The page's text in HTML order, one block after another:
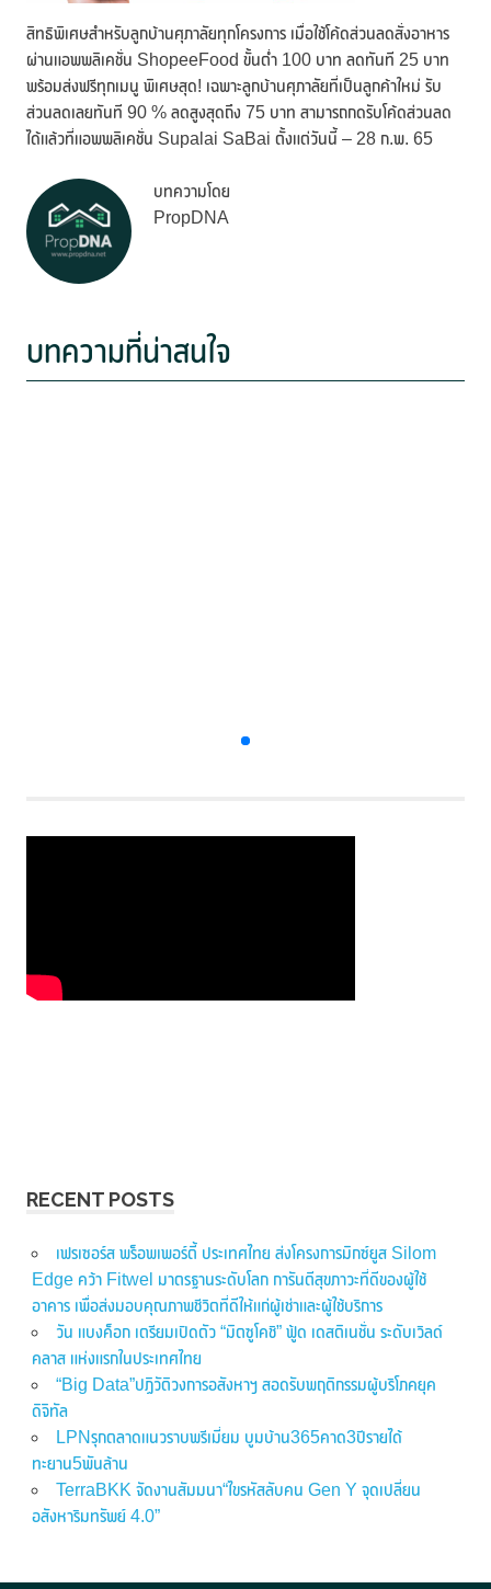
สิทธิพิเศษสำหรับลูกบ้านศุภาลัยทุกโครงการ เมื่อใช้โค้ดส่วนลดสั่งอาหาร
ผ่านแอพพลิเคชั่น ShopeeFood ขั้นต่ำ 100 บาท ลดทันที 25 บาท
พร้อมส่งฟรีทุกเมนู พิเศษสุด! เฉพาะลูกบ้านศุภาลัยที่เป็นลูกค้าใหม่ รับ
ส่วนลดเลยทันที 90 % ลดสูงสุดถึง 75 บาท สามารถกดรับโค้ดส่วนลด
ได้แล้วที่แอพพลิเคชั่น Supalai SaBai ตั้งแต่วันนี้ – 28 ก.พ. 65
บทความโดย
PropDNA
บทความที่น่าสนใจ
RECENT POSTS
เฟรเซอร์ส พร็อพเพอร์ตี้ ประเทศไทย ส่งโครงการมิกซ์ยูส Silom
Edge คว้า Fitwel มาตรฐานระดับโลก การันตีสุขภาวะที่ดีของผู้ใช้
อาคาร เพื่อส่งมอบคุณภาพชีวิตที่ดีให้แก่ผู้เช่าและผู้ใช้บริการ
วัน แบงค็อก เตรียมเปิดตัว “มิตซูโคชิ” ฟู้ด เดสติเนชั่น ระดับเวิลด์
คลาส แห่งแรกในประเทศไทย
“Big Data”ปฏิวัติวงการอสังหาฯ สอดรับพฤติกรรมผู้บริโภคยุค
ดิจิทัล
LPNรุกตลาดแนวราบพรีเมี่ยม บูมบ้าน365คาด3ปีรายได้
ทะยาน5พันล้าน
TerraBKK จัดงานสัมมนา“ไขรหัสลับคน Gen Y จุดเปลี่ยน
อสังหาริมทรัพย์ 4.0”